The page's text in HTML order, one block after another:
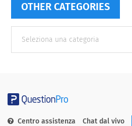
OTHER CATEGORIES
categories
Centro assistenza Chat dal vivo